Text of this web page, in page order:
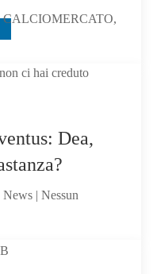
CALCIOMERCATO,
Dea,
| Nessun